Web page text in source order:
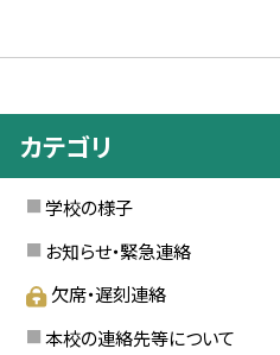
カテゴリ
学校の様子
お知らせ・緊急連絡
欠席・遅刻連絡
本校の連絡先等について